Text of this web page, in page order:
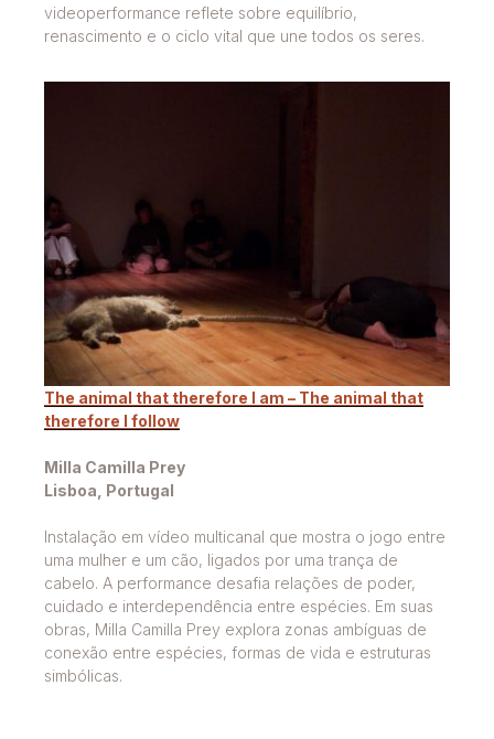
videoperformance reflete sobre equilíbrio,
renascimento e o ciclo vital que une todos os seres.
The animal that therefore I am – The animal that
therefore I follow
Milla Camilla Prey
Lisboa, Portugal
Instalação em vídeo multicanal que mostra o jogo entre
uma mulher e um cão, ligados por uma trança de
cabelo. A performance desafia relações de poder,
cuidado e interdependência entre espécies. Em suas
obras, Milla Camilla Prey explora zonas ambíguas de
conexão entre espécies, formas de vida e estruturas
simbólicas.